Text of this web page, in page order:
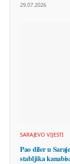
29.07.2026
SARAJEVO VIJESTI
Pao diler u
stabljika